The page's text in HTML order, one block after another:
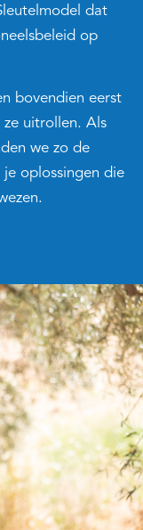
dat
op
bovendien eerst
uitrollen. Als
we zo de
oplossingen die